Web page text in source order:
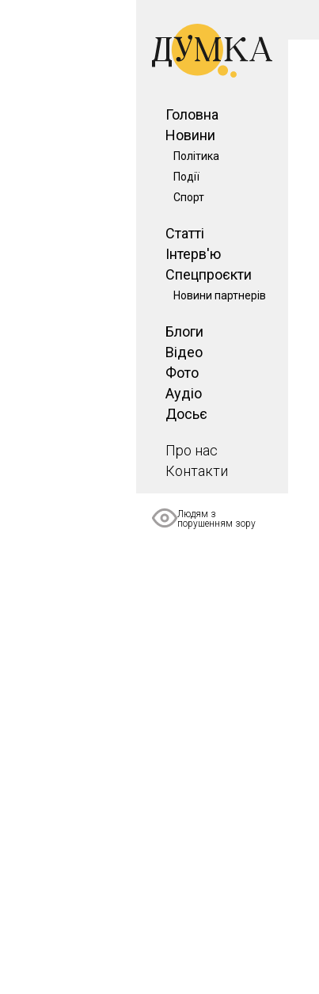
Головна
Новини
Політика
Події
Спорт
Статті
Інтерв'ю
Спецпроєкти
Новини партнерів
Блоги
Відео
Фото
Аудіо
Досьє
Про нас
Контакти
Людям з
порушенням зору